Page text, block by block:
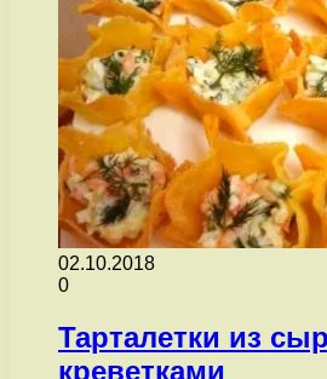
02.10.2018
0
Тарталетки из
креветками